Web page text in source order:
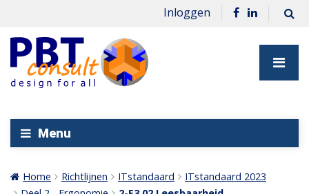
Inloggen
Menu
Home Richtlijnen ITstandaard
ITstandaard 2023